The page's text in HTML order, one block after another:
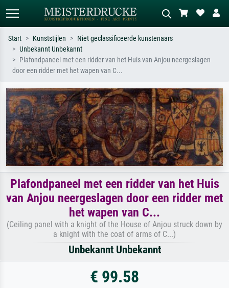
Standaard zoeken AI-beeldzoeker
Zoek op kunstenaar, titel of stijl – bijv.
Hokusai-golf, naakt.
olieverfschilderij, staand naakt naast
een boom.
Start Kunststijlen
Niet geclassificeerde kunstenaars
Unbekannt Unbekannt
Plafondpaneel met een ridder van het Huis van Anjou neergeslagen
door een ridder met het wapen van C...
Plafondpaneel met een ridder van het Huis
van Anjou neergeslagen door een ridder met
het wapen van C...
(Ceiling panel with a knight of the House of Anjou struck down by
a knight with the coat of arms of C...)
Unbekannt Unbekannt
€ 99.58